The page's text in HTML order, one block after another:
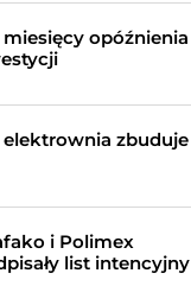
opóźnienia
elektrownia zbuduje
i Polimex
list intencyjny